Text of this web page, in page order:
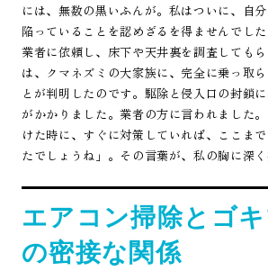
には、無数の黒いふんが。私はついに、自
陥っていることを認めざるを得ませんでし
業者に依頼し、床下や天井裏を調査しても
は、クマネズミの大家族に、完全に乗っ取
とが判明したのです。駆除と侵入口の封鎖
がかかりました。業者の方に言われました
けた時に、すぐに対策していれば、ここま
たでしょうね」。その言葉が、私の胸に深く
エアコン掃除とゴ
の密接な関係